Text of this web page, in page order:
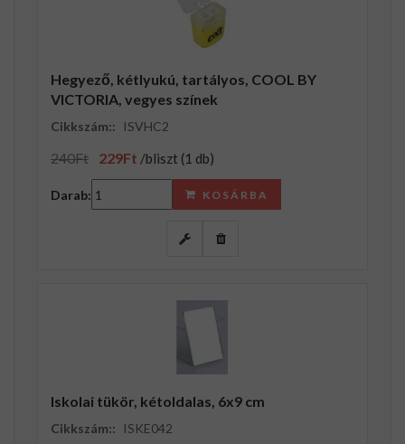
Hegyező, kétlyukú, tartályos, COOL BY
VICTORIA, vegyes színek
Cikkszám:: ISVHC2
240Ft 229Ft /bliszt (1 db)
Darab: KOSÁRBA
Iskolai tükör, kétoldalas, 6x9 cm
Cikkszám:: ISKE042